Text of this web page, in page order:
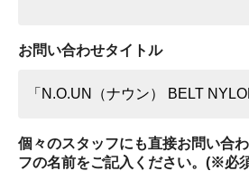
お問い合わせタイトル
個々のスタッフにも直接お問い合
フの名前をご記入ください。(※必